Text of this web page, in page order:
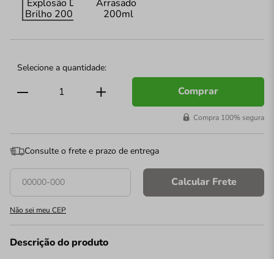
Comprar
Compra 100% segura
Consulte o frete e prazo de entrega
Calcular Frete
Não sei meu CEP
Descrição do produto